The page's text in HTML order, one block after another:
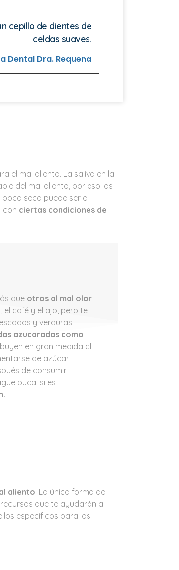
cepillo de dientes de
celdas suaves.
Dental Dra. Requena
el mal aliento. La saliva en la
del mal aliento, por eso las
boca seca puede ser el
con ciertas condiciones de
que otros al mal olor
el café y el ajo, pero te
y verduras
azucaradas como
en gran medida al
de azúcar.
de consumir
bucal si es
aliento. La única forma de
que te ayudarán a
específicos para los